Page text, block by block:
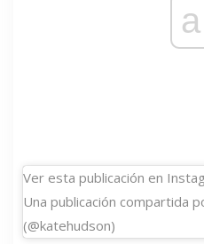
Ver esta publicación en
Una publicación compartida
(@katehudson)